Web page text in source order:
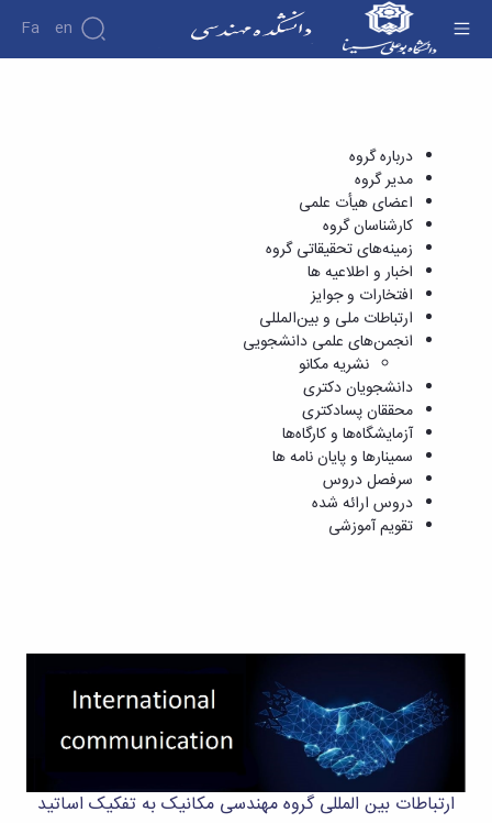
Fa En
دانشکده
تاریخچه
ریاست
دانشکده
آلبوم
عکس
اطلاعات
تماس
سازمان
معاونت
آموزشی
معاونت
پژوهشی
معاونت
تحصیلات
تکمیلی
نشریات
درباره گروه
مدیر گروه
اعضای هیأت علمی
کارشناسان گروه
زمینه‌های تحقیقاتی گروه
اخبار و اطلاعیه ها
افتخارات و جوایز
ارتباطات ملی و بین‌المللی
انجمن‌های علمی دانشجویی
نشریه مکانو
دانشجویان دکتری
محققان پسادکتری
آزمایشگاه‌ها و کارگاه‌ها
سمینارها و پایان نامه ها
سرفصل دروس
دروس ارائه شده
تقویم آموزشی
ارتباطات بین المللی گروه مهندسی مکانیک به تفکیک اساتید